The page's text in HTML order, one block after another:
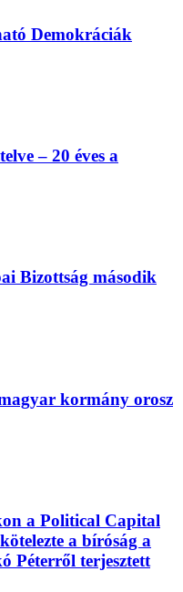
Demokráciák
– 20 éves a
Bizottság második
kormány orosz
a Political Capital
a bíróság a
Péterről terjesztett